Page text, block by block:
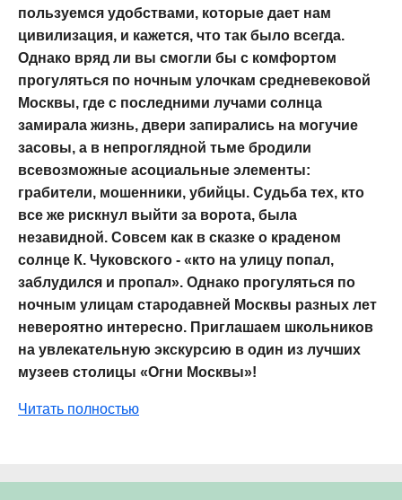
пользуемся удобствами, которые дает нам
цивилизация, и кажется, что так было всегда.
Однако вряд ли вы смогли бы с комфортом
прогуляться по ночным улочкам средневековой
Москвы, где с последними лучами солнца
замирала жизнь, двери запирались на могучие
засовы, а в непроглядной тьме бродили
всевозможные асоциальные элементы:
грабители, мошенники, убийцы. Судьба тех, кто
все же рискнул выйти за ворота, была
незавидной. Совсем как в сказке о краденом
солнце К. Чуковского - «кто на улицу попал,
заблудился и пропал». Однако прогуляться по
ночным улицам стародавней Москвы разных лет
невероятно интересно. Приглашаем школьников
на увлекательную экскурсию в один из лучших
музеев столицы «Огни Москвы»!
Читать полностью